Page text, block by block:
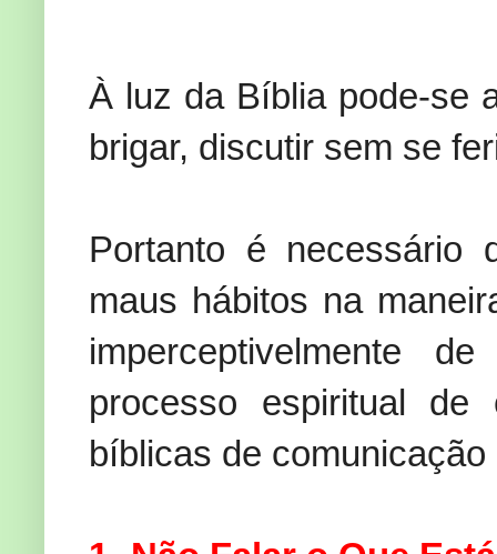
À luz da Bíblia pode-se
brigar, discutir sem se
Portanto é necessário
maus hábitos na
imperceptivelmente
processo espiritual
bíblicas de